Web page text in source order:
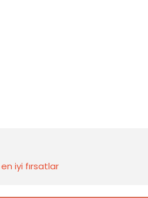
iyi fırsatlar